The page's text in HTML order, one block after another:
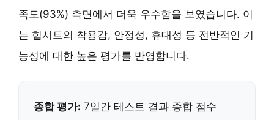
족도(93%) 측면에서 더욱 우수함을 보였습니다. 이
는 힙시트의 착용감, 안정성, 휴대성 등 전반적인 기
능성에 대한 높은 평가를 반영합니다.
종합 평가: 7일간 테스트 결과 종합 점수